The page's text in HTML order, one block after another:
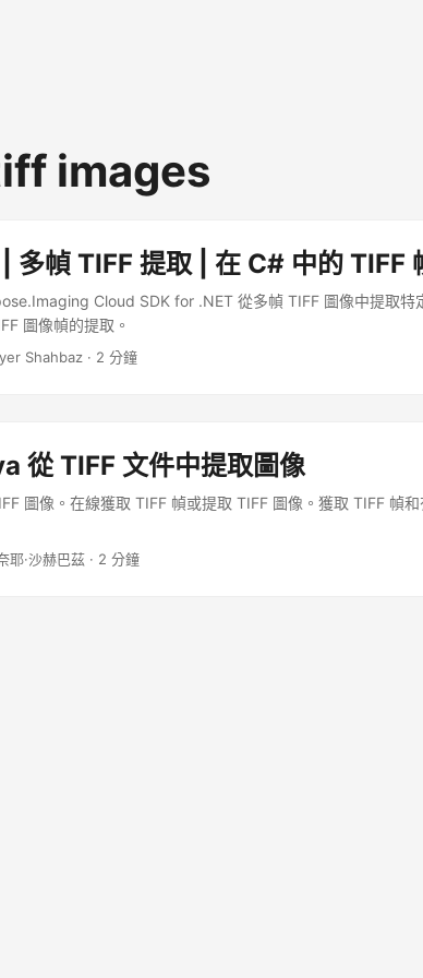
images
多幀 TIFF 提取 | 在 C# 中的 TIFF
Cloud SDK for .NET 從多幀 TIFF 圖像中提取特
圖像幀的提取。
Shahbaz · 2 分鐘
從 TIFF 文件中提取圖像
圖像。在線獲取 TIFF 幀或提取 TIFF 圖像。獲取 TIFF 幀
耶·沙赫巴茲 · 2 分鐘